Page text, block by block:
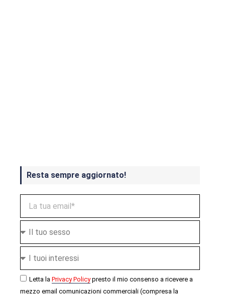
Resta sempre aggiornato!
Letta la Privacy Policypresto il mio consenso a ricevere a
mezzo email comunicazioni commerciali (compresa la